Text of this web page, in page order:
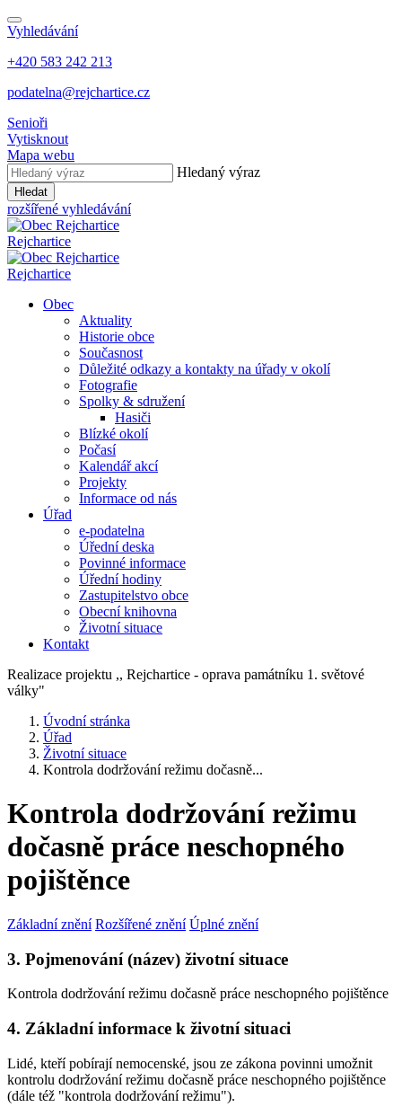
Vyhledávání
+420 583 242 213
podatelna@rejchartice.cz
Senioři
Vytisknout
Mapa webu
Hledaný výraz
Hledat
rozšířené vyhledávání
Rejchartice
Rejchartice
Obec
Aktuality
Historie obce
Současnost
Důležité odkazy a kontakty na úřady v okolí
Fotografie
Spolky & sdružení
Hasiči
Blízké okolí
Počasí
Kalendář akcí
Projekty
Informace od nás
Úřad
e-podatelna
Úřední deska
Povinné informace
Úřední hodiny
Zastupitelstvo obce
Obecní knihovna
Životní situace
Kontakt
Realizace projektu ,, Rejchartice - oprava památníku 1. světové
války"
Úvodní stránka
Úřad
Životní situace
Kontrola dodržování režimu dočasně...
Kontrola dodržování režimu
dočasně práce neschopného
pojištěnce
Základní znění Rozšířené znění Úplné znění
3. Pojmenování (název) životní situace
Kontrola dodržování režimu dočasně práce neschopného pojištěnce
4. Základní informace k životní situaci
Lidé, kteří pobírají nemocenské, jsou ze zákona povinni umožnit
kontrolu dodržování režimu dočasně práce neschopného pojištěnce
(dále též "kontrola dodržování režimu").